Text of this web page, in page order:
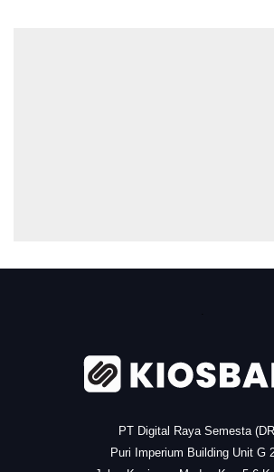
.
PT Digital Raya Semesta
Puri Imperium Building Unit G